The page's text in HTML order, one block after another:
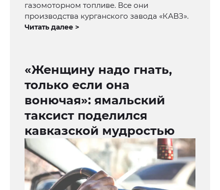
газомоторном топливе. Все они
производства курганского завода «КАВЗ».
Читать далее >
«Женщину надо гнать,
только если она
вонючая»: ямальский
таксист поделился
кавказской мудростью